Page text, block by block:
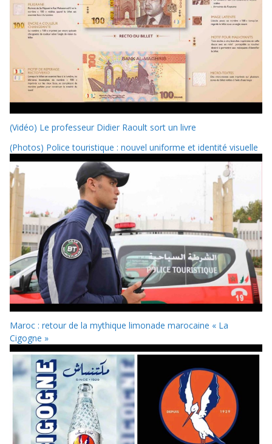
(Vidéo) Le professeur Didier Raoult sort un livre
(Photos) Police touristique : nouvel uniforme et identité visuelle
Maroc : retour de la mythique limonade marocaine « La
Cigogne »